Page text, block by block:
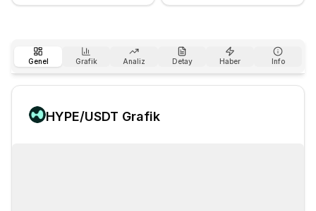
Genel Grafik Analiz Detay Haber Info
HYPE/USDT Grafik